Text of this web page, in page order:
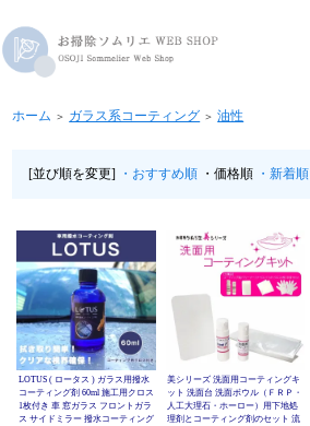
ホーム ＞ ガラス系コーティング ＞ 油性
[並び順を変更] ・おすすめ順 ・価格順 ・新着順
LOTUS ( ロータス ) ガラス用撥水
コーティング剤 60ml 施工用クロス
1枚付き 車 窓ガラス フロントガラ
ス サイドミラー 撥水コーティング
美シリーズ 洗面用コーティングキ
ット 洗面台 洗面ボウル（ＦＲＰ・
人工大理石・ホーロー）用下地処
理剤とコーティング剤のセット 流